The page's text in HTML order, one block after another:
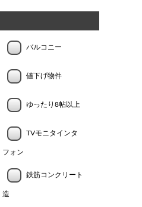
バルコニー
値下げ物件
ゆったり8帖以上
TVモニタインタ
フォン
鉄筋コンクリート
造